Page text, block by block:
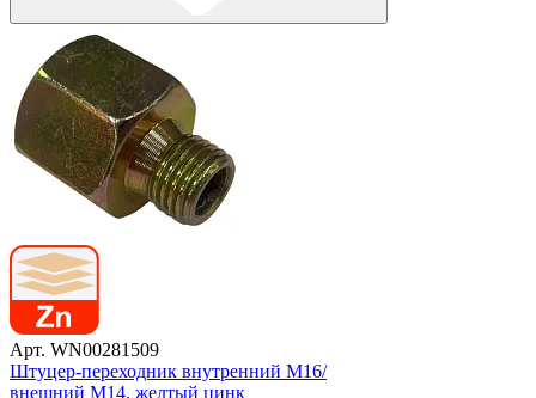
Арт. WN00281509
Штуцер-переходник внутренний М16/
внешний М14, желтый цинк